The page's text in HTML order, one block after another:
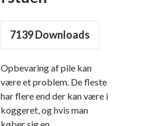
7139Downloads
Opbevaring af pile kan
være et problem. De fleste
har flere end der kan være i
koggeret, og hvis man